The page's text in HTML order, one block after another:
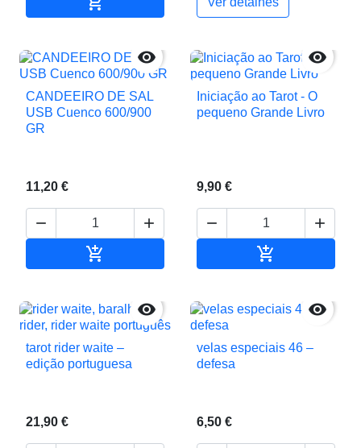

CANDEEIRO DE SAL
USB Cuenco 600/900
GR
11,20 €
 


Iniciação ao Tarot - O
pequeno Grande Livro
9,90 €
 


tarot rider waite –
edição portuguesa
21,90 €

velas especiais 46 –
defesa
6,50 €